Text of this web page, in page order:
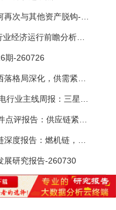
财通证券-宏观专题报告：黄金为何再次与其他资产脱钩-260726
中银国际-2026年2季度交通运输行业经济运行前瞻分析：地缘冲突致航运和航空景气度分化，交通基础设施板块总体呈现稳健特征-260724
期-260726
国投证券-聚氨酯行业深度：东升西落格局深化，供需紧平衡驱动盈利修复-260804
东吴证券-汽车零部件&机器人&缺电行业主线周报：三星电子设立RX机器人事业部，GEV披露二季度业绩及扩产计划-260726
华鑫证券-新易盛-300502-公司事件点评报告：供应链紧张逐步缓解，订单交付快速增长-260724
国泰海通证券-机械行业燃气产业链深度报告：燃机链，受益数据中心与能源转型，供需错配下国产厂商迎全球性机遇-260728
展研究报告-260730